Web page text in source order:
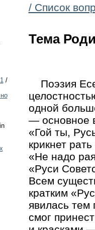
1/
/ Список
Тема
Поэзия
одной
— основное
«Гой ты,
крикнет
«Не надо
«Руси
Всем
кратким
явилась тем
смог